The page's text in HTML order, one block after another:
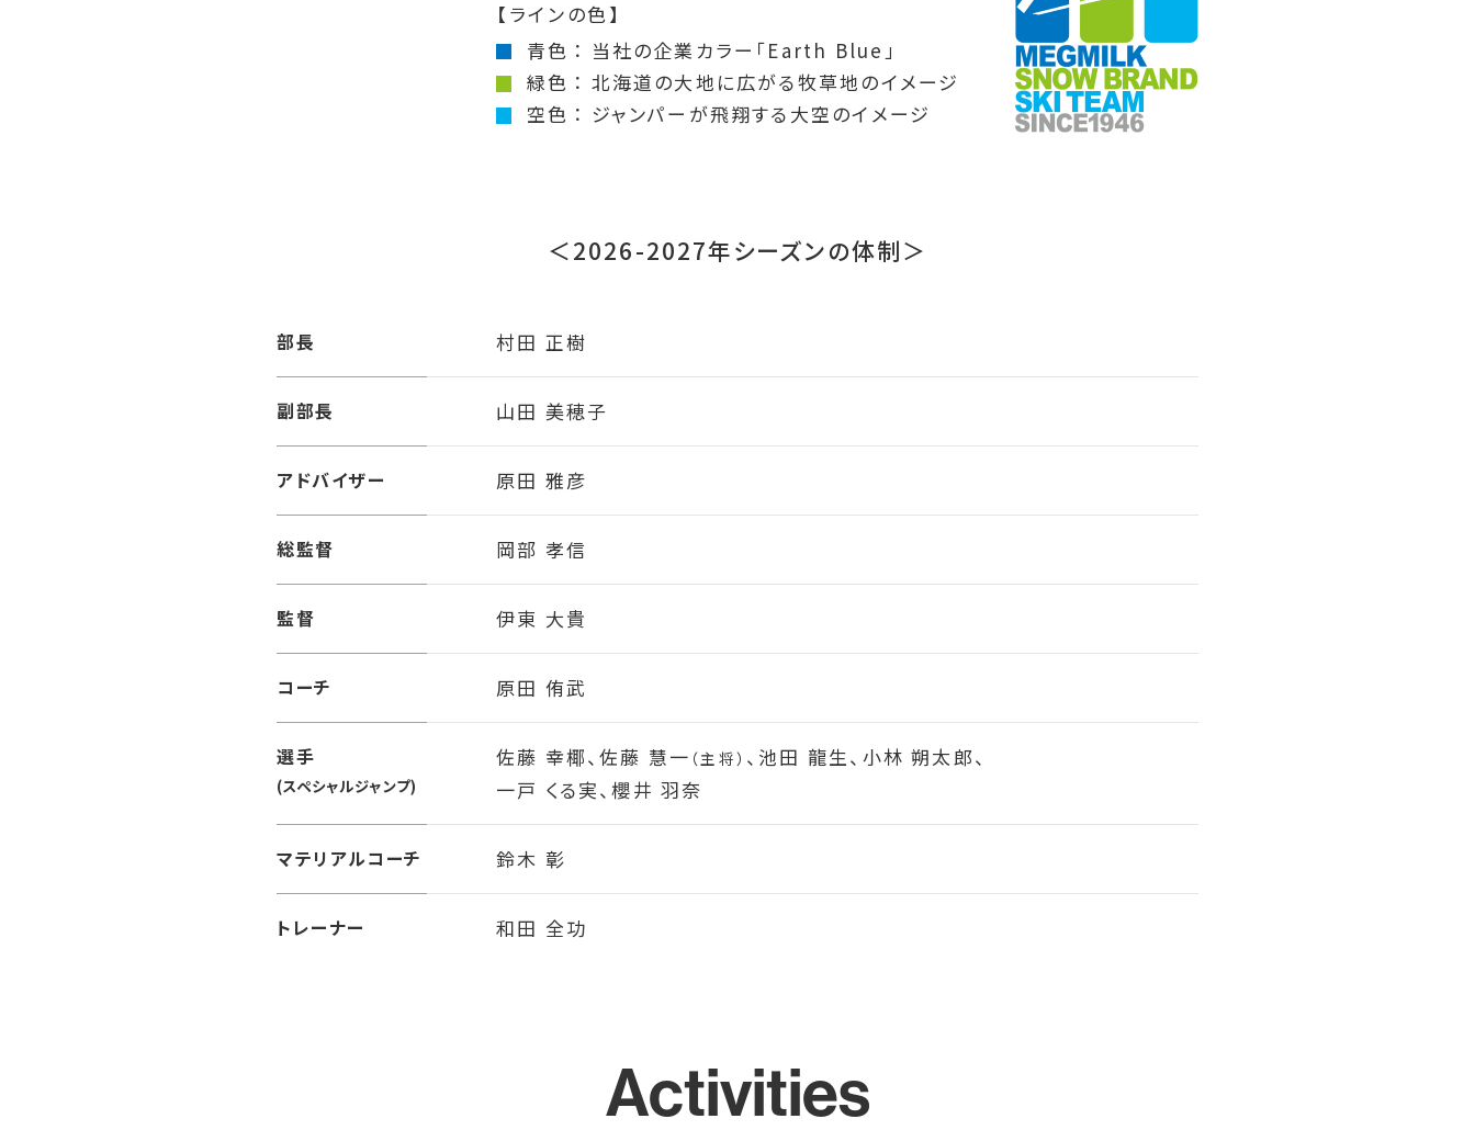
【ラインの色】
青色
当社の企業カラー「Earth Blue」
緑色
北海道の大地に広がる牧草地のイメージ
空色
ジャンパーが飛翔する大空のイメージ
＜2026-2027年シーズンの体制＞
部長 村田 正樹
副部長 山田 美穂子
アドバイザー 原田 雅彦
総監督 岡部 孝信
監督 伊東 大貴
コーチ 原田 侑武
選手
(スペシャルジャンプ)
佐藤 幸椰、佐藤 慧一 （主将） 、 池田 龍生、小林 朔太郎、
一戸 くる実、櫻井 羽奈
マテリアルコーチ 鈴木 彰
トレーナー 和田 全功
Activities